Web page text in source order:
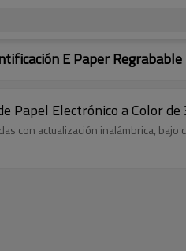
E Paper Regrabable
Papel Electrónico a Color de
con actualización inalámbrica,